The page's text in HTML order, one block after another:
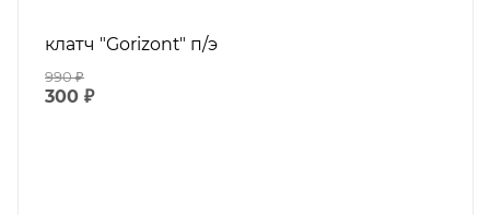
клатч "Gorizont" п/э
990₽
300 ₽